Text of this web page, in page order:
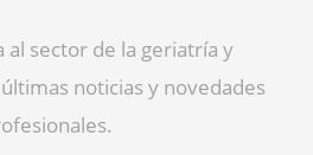
al sector de la geriatría y
noticias y novedades